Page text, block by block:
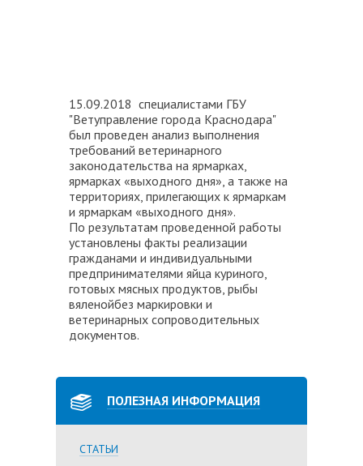
15.09.2018 специалистами ГБУ
"Ветуправление города Краснодара"
был проведен анализ выполнения
требований ветеринарного
законодательства на ярмарках,
ярмарках «выходного дня», а также на
территориях, прилегающих к ярмаркам
и ярмаркам «выходного дня».
По результатам проведенной работы
установлены факты реализации
гражданами и индивидуальными
предпринимателями яйца куриного,
готовых мясных продуктов, рыбы
вяленойбез маркировки и
ветеринарных сопроводительных
документов.
ПОЛЕЗНАЯ ИНФОРМАЦИЯ
СТАТЬИ